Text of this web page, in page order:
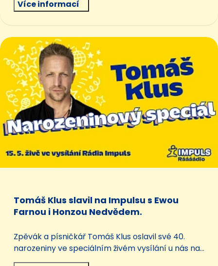
Více informací
Tomáš Klus slavil na Impulsu s Ewou
Farnou i Honzou Nedvědem.
Zpěvák a písničkář Tomáš Klus oslavil své 40.
narozeniny ve speciálním živém vysílání u nás na
Impulsu.